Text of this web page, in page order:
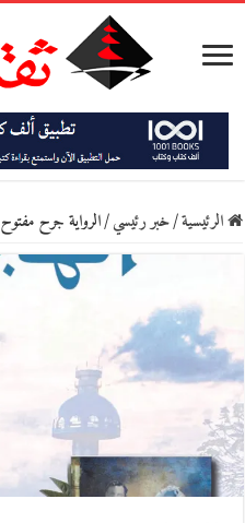
الرئيسية/خبر رئيسي/الرواية جرح مفتوح